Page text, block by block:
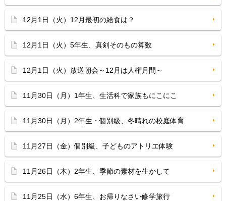
12月1日（火）12月最初の給食は？
12月1日（火）5年生、真剣そのもの算数
12月1日（火）放送朝会～12月は人権月間～
11月30日（月）1年生、生活科で家族もにこにこ
11月30日（月）2年生・個別級、冬晴れの校庭体育
11月27日（金）個別級、子どものアトリエ体験
11月26日（木）2年生、季節の素材を生かして
11月25日（水）6年生、お帰りなさい修学旅行